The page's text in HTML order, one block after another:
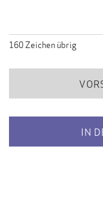
160Zeichen übrig
IN